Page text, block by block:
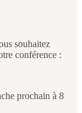
souhaitez
conférence :
prochain à 8